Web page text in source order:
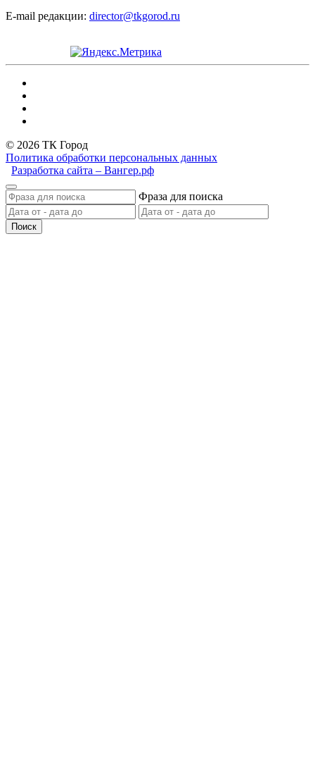
E-mail редакции: director@tkgorod.ru
© 2026 ТК Город
Политика обработки персональных данных
Разработка сайта – Вангер.рф
Фраза для поиска
Поиск